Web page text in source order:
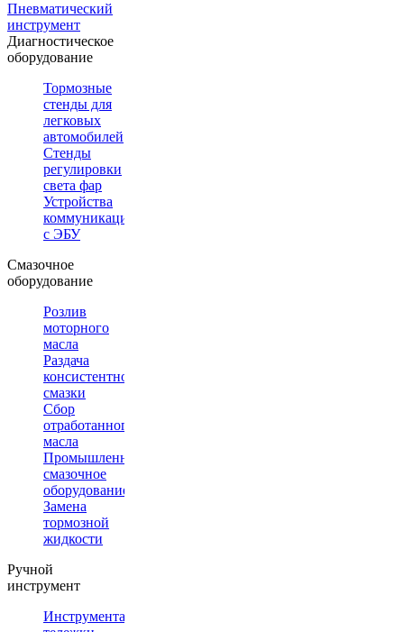
Пневматический
инструмент
Диагностическое
оборудование
Тормозные
стенды для
легковых
автомобилей
Стенды
регулировки
света фар
Устройства
коммуникации
с ЭБУ
Смазочное
оборудование
Розлив
моторного
масла
Раздача
консистентной
смазки
Сбор
отработанного
масла
Промышленное
смазочное
оборудование
Замена
тормозной
жидкости
Ручной
инструмент
Инструментальные